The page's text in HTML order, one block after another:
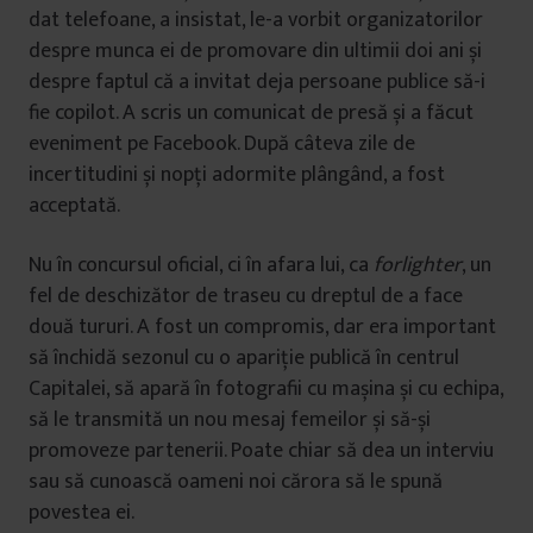
dat telefoane, a insistat, le-a vorbit organizatorilor
despre munca ei de promovare din ultimii doi ani și
despre faptul că a invitat deja persoane publice să-i
fie copilot. A scris un comunicat de presă și a făcut
eveniment pe Facebook. După câteva zile de
incertitudini și nopți adormite plângând, a fost
acceptată.
Nu în concursul oficial, ci în afara lui, ca forlighter, un
fel de deschizător de traseu cu dreptul de a face
două tururi. A fost un compromis, dar era important
să închidă sezonul cu o apariție publică în centrul
Capitalei, să apară în fotografii cu mașina și cu echipa,
să le transmită un nou mesaj femeilor și să-și
promoveze partenerii. Poate chiar să dea un interviu
sau să cunoască oameni noi cărora să le spună
povestea ei.